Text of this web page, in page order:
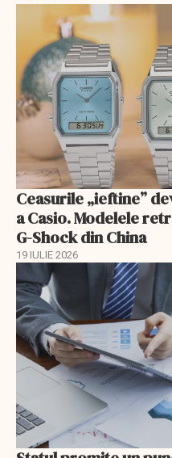
Ceasurile „ieftine”
a Casio. Modelele
G-Shock din China
19 IULIE 2026